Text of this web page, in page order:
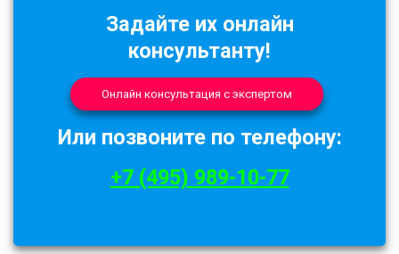
Задайте их онлайн
консультанту!
Онлайн консультация с экспертом
Или позвоните по телефону:
+7 (495) 989-10-77